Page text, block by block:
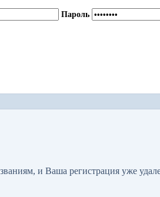
Пароль
и Ваша регистрация уже